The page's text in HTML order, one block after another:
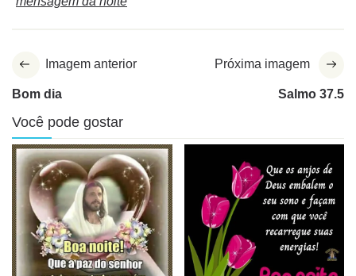
Imagem anterior
Bom dia
Próxima imagem
Salmo 37.5
Você pode gostar